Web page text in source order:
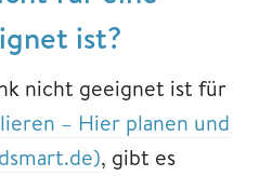
ist?
nicht geeignet ist für
– Hier planen und
, gibt es